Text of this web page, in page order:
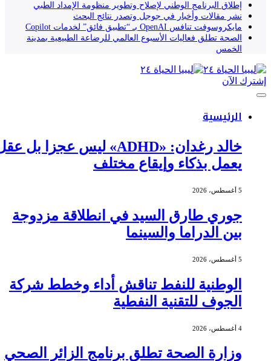
إطلاق البرنامج الوطني لإصلاح وتطوير منظومة الإمداد الطبي
نشر مقالات وأخبار في جوجل وتصدر نتائج البحث
مايكروسوفت تنافس OpenAI بـ “تطبيق فائق” لخدمات Copilot
الصحة تطلق فعاليات الأسبوع العالمي للرضاعة الطبيعية بمدينة
الخمس
إشترك الآن
الرئيسية
خالد رغدان: «ADHD» ليس عجزا بل عقل
يعمل بذكاء وإيقاع مختلف
جوري طارق السيد في انطلاقة مزدوجة
بين الدراما والسينما
الوطنية للنفط تناقش أداء وخطط شركة
الجوف للتقنية النفطية
وزارة الصحة تطلق برنامج الزائر الصحي